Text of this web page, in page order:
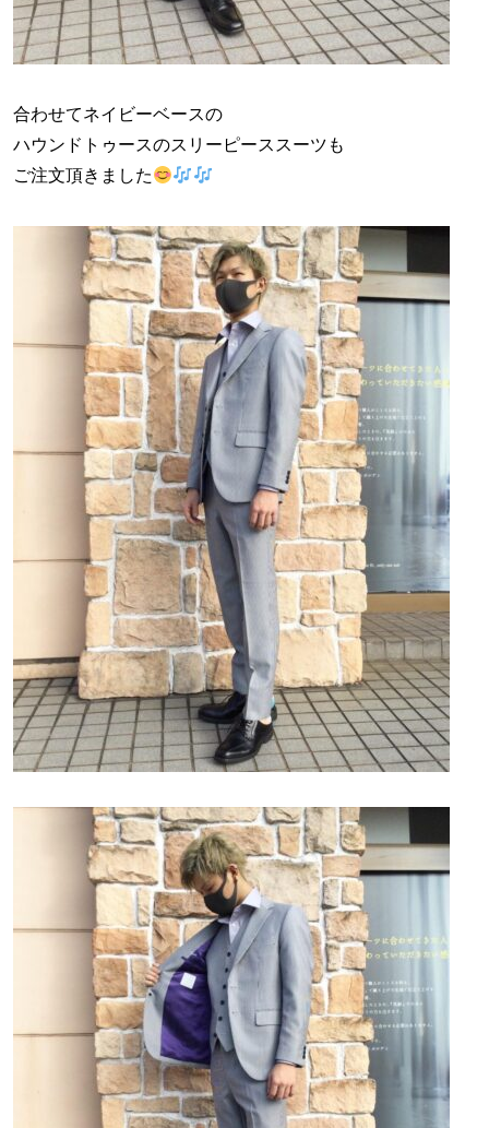
合わせてネイビーベースの
ハウンドトゥースのスリーピーススーツも
ご注文頂きました